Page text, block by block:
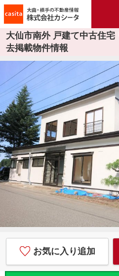
大仙市南外 戸建て中古住宅
去掲載物件情報
お気に入り追加